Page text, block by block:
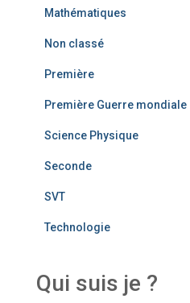
Mathématiques
Non classé
Première
Première Guerre mondiale
Science Physique
Seconde
SVT
Technologie
Qui suis je ?